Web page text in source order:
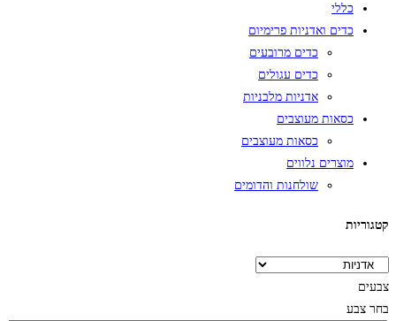
כללי
כדים ואדניות פרימיום
כדים מרובעים
כדים עגולים
אדניות מלבניות
כסאות מעוצבים
כסאות מעוצבים
מוצרים נלווים
שולחנות והדומים
קטגוריות
צבעים
בחר צבע